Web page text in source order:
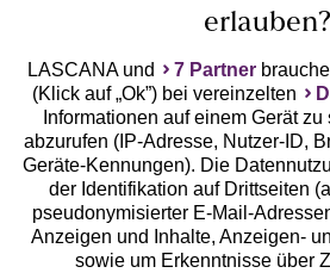
Geprüfte Sicherheit
Unsere Apps
erlauben?
LASCANA und 7 Partner
(Klick auf „Ok”) bei vereinzelten
Informationen auf einem Gerät
abzurufen (IP-Adresse, Nutzer-ID,
Geräte-Kennungen). Die
der Identifikation auf Drittseiten
pseudonymisierter E-Mail-
Anzeigen und Inhalte, Anzeigen-
sowie um Erkenntnisse über